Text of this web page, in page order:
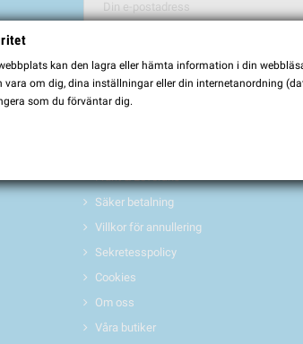
Du kan avbryta prenumerationen när som
Jag godkänner villkoren och
Frakt & Leverans
Säker betalning
Villkor för annullering
Sekretesspolicy
Cookies
Om oss
Våra butiker
kan den lagra eller hämta information i din
vara om dig, dina inställningar eller din internetanordning
som du förväntar dig.